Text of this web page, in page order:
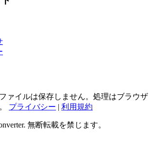
ァイルは保存しません。処理はブラウザ
プライバシー | 利用規約
無断転載を禁じます。